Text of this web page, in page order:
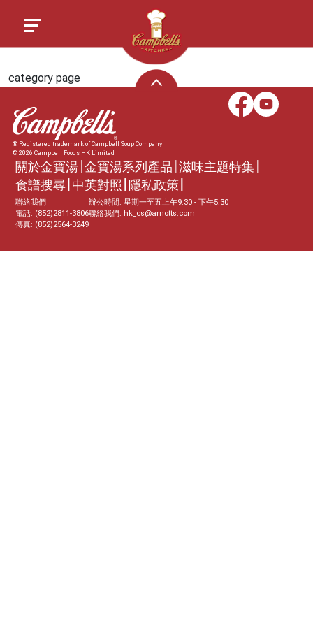
category page
® Registered trademark of Campbell Soup Company
© 2026 Campbell Foods HK Limited
聯絡我們
電話: (852)2811-3806
傳真: (852)2564-3249
辦公時間: 星期一至五上午9:30 - 下午5:30
聯絡我們: hk_cs@arnotts.com
關於金寶湯 金寶湯系列產品 滋味主題特集
食譜搜尋 中英對照 隱私政策